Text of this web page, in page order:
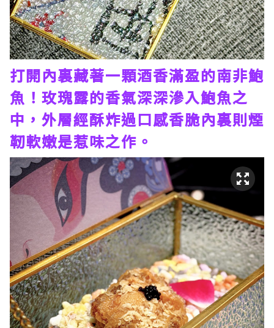
打開內裏藏著一顆酒香滿盈的南非鮑
魚！玫瑰露的香氣深深滲入鮑魚之
中，外層經酥炸過口感香脆內裏則煙
靭軟嫩是惹味之作。